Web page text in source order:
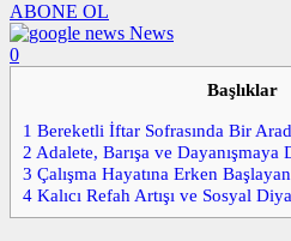
ABONE OL
News
0
Başlıklar
1 Bereketli İftar Sofrasında Bir
2 Adalete, Barışa ve
3 Çalışma Hayatına Erken
4 Kalıcı Refah Artışı ve Sosyal